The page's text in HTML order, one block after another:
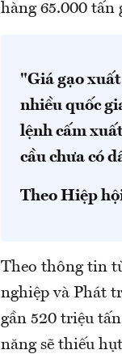
hàng 65.000 tấn
"Giá gạo
nhiều quốc
lệnh cấm
cầu chưa có
Theo Hiệp
Theo thông tin
nghiệp và Phát
gần 520 triệu
năng sẽ thiếu